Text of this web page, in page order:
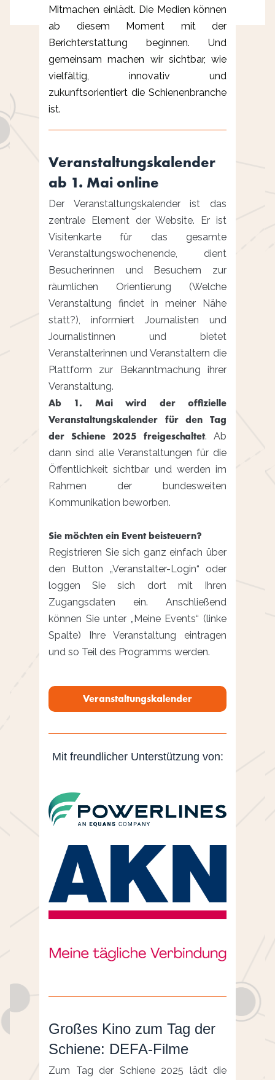
Mitmachen einlädt. Die Medien können
ab diesem Moment mit der
Berichterstattung beginnen. Und
gemeinsam machen wir sichtbar, wie
vielfältig, innovativ und
zukunftsorientiert die Schienenbranche
ist.
Veranstaltungskalender
ab 1. Mai online
Der Veranstaltungskalender ist das
zentrale Element der Website. Er ist
Visitenkarte für das gesamte
Veranstaltungswochenende, dient
Besucherinnen und Besuchern zur
räumlichen Orientierung (Welche
Veranstaltung findet in meiner Nähe
statt?), informiert Journalisten und
Journalistinnen und bietet
Veranstalterinnen und Veranstaltern die
Plattform zur Bekanntmachung ihrer
Veranstaltung.
Ab 1. Mai wird der offizielle
Veranstaltungskalender für den Tag
der Schiene 2025 freigeschaltet. Ab
dann sind alle Veranstaltungen für die
Öffentlichkeit sichtbar und werden im
Rahmen der bundesweiten
Kommunikation beworben.
Sie möchten ein Event beisteuern?
Registrieren Sie sich ganz einfach über
den Button „Veranstalter-Login“ oder
loggen Sie sich dort mit Ihren
Zugangsdaten ein. Anschließend
können Sie unter „Meine Events“ (linke
Spalte) Ihre Veranstaltung eintragen
und so Teil des Programms werden.
Veranstaltungskalender
Mit freundlicher Unterstützung von:
Großes Kino zum Tag der
Schiene: DEFA-Filme
Zum Tag der Schiene 2025 lädt die